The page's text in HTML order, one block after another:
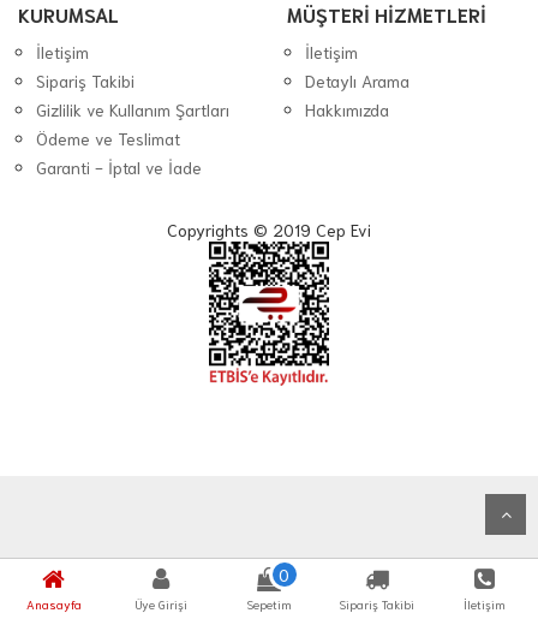
Anasayfa Üye Girişi
0
Sepetim Sipariş Takibi İletişim
KURUMSAL
İletişim
Sipariş Takibi
Gizlilik ve Kullanım Şartları
Ödeme ve Teslimat
Garanti - İptal ve İade
MÜŞTERİ HİZMETLERİ
İletişim
Detaylı Arama
Hakkımızda
Copyrights © 2019 Cep Evi